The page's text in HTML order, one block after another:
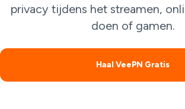
privacy tijdens het streamen,
doen of gamen.
Haal VeePN Gratis